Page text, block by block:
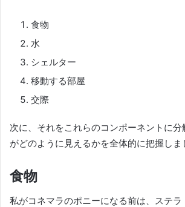
食物
水
シェルター
移動する部屋
交際
次に、それをこれらのコンポーネントに
がどのように見えるかを全体的に把握しま
食物
私がコネマラのポニーになる前は、ステ